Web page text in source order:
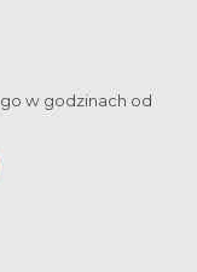
w godzinach od